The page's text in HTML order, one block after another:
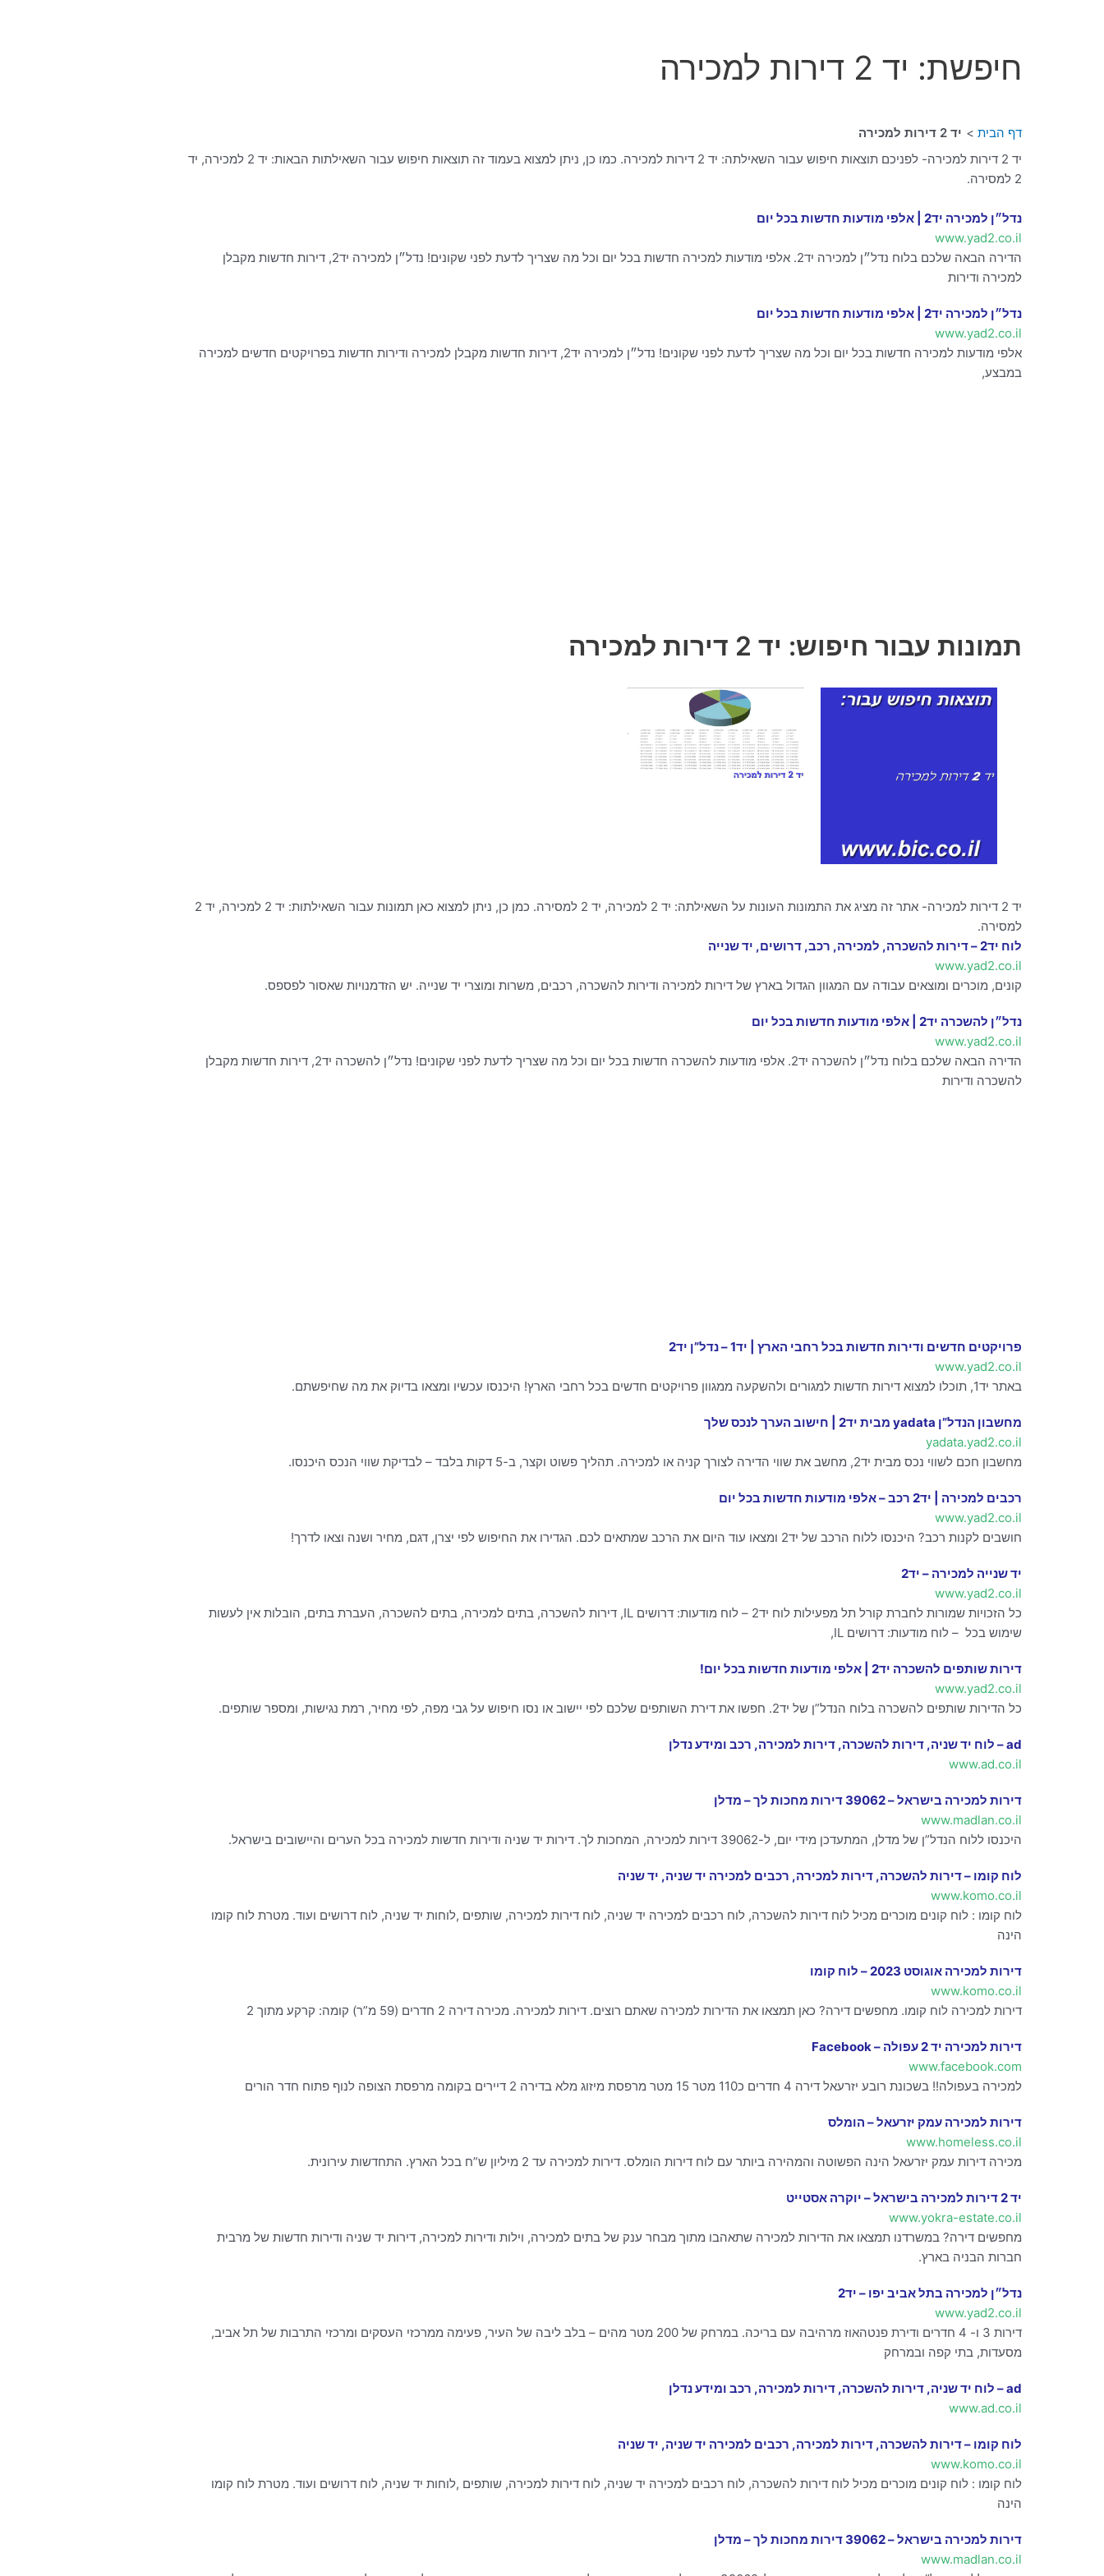
חיפשת: יד 2 דירות למכירה
דף הבית
יד 2 דירות למכירה
יד 2 דירות למכירה- לפניכם תוצאות חיפוש עבור השאילתה: יד 2 דירות למכירה. כמו כן, ניתן למצוא בעמוד זה תוצאות חיפוש עבור השאילתות הבאות: יד 2 למכירה, יד
2 למסירה.
‫נדל״ן למכירה יד2 | אלפי מודעות חדשות בכל יום‬
www.yad2.co.il
הדירה הבאה שלכם בלוח נדל״ן למכירה יד2. אלפי מודעות למכירה חדשות בכל יום וכל מה שצריך לדעת לפני שקונים! נדל״ן למכירה יד2, דירות חדשות מקבלן
למכירה ודירות
‫נדל״ן למכירה יד2 | אלפי מודעות חדשות בכל יום‬
www.yad2.co.il
אלפי מודעות למכירה חדשות בכל יום וכל מה שצריך לדעת לפני שקונים! נדל״ן למכירה יד2, דירות חדשות מקבלן למכירה ודירות חדשות בפרויקטים חדשים למכירה
במבצע,
תמונות עבור חיפוש: יד 2 דירות למכירה
יד 2 דירות למכירה- אתר זה מציג את התמונות העונות על השאילתה: יד 2 למכירה, יד 2 למסירה. כמן כן, ניתן למצוא כאן תמונות עבור השאילתות: יד 2 למכירה, יד 2
למסירה.
לוח יד2 – דירות להשכרה, למכירה, רכב, דרושים, יד שנייה
www.yad2.co.il
קונים, מוכרים ומוצאים עבודה עם המגוון הגדול בארץ של דירות למכירה ודירות להשכרה, רכבים, משרות ומוצרי יד שנייה. יש הזדמנויות שאסור לפספס.
‫נדל״ן להשכרה יד2 | אלפי מודעות חדשות בכל יום‬
www.yad2.co.il
הדירה הבאה שלכם בלוח נדל״ן להשכרה יד2. אלפי מודעות להשכרה חדשות בכל יום וכל מה שצריך לדעת לפני שקונים! נדל״ן להשכרה יד2, דירות חדשות מקבלן
להשכרה ודירות
פרויקטים חדשים ודירות חדשות בכל רחבי הארץ | יד1 – נדל”ן יד2
www.yad2.co.il
באתר יד1, תוכלו למצוא דירות חדשות למגורים ולהשקעה ממגוון פרויקטים חדשים בכל רחבי הארץ! היכנסו עכשיו ומצאו בדיוק את מה שחיפשתם.
מחשבון הנדל”ן yadata מבית יד2 | חישוב הערך לנכס שלך‏
yadata.yad2.co.il
מחשבון חכם לשווי נכס מבית יד2, מחשב את שווי הדירה לצורך קניה או למכירה. תהליך פשוט וקצר, ב-5 דקות בלבד – לבדיקת שווי הנכס היכנסו.
‫רכבים למכירה | יד2 רכב – אלפי מודעות חדשות בכל יום‬
www.yad2.co.il
חושבים לקנות רכב? היכנסו ללוח הרכב של יד2 ומצאו עוד היום את הרכב שמתאים לכם. הגדירו את החיפוש לפי יצרן, דגם, מחיר ושנה וצאו לדרך!
יד שנייה למכירה – יד2
www.yad2.co.il
כל הזכויות שמורות לחברת קורל תל מפעילות לוח יד2 – לוח מודעות: דרושים IL, דירות להשכרה, בתים למכירה, בתים להשכרה, העברת בתים, הובלות אין לעשות
שימוש בכל – לוח מודעות: דרושים IL,
‫דירות שותפים להשכרה יד2 | אלפי מודעות חדשות בכל יום!‬
www.yad2.co.il
כל הדירות שותפים להשכרה בלוח הנדל”ן של יד2. חפשו את דירת השותפים שלכם לפי יישוב או נסו חיפוש על גבי מפה, לפי מחיר, רמת נגישות, ומספר שותפים.
ad – לוח יד שניה, דירות להשכרה, דירות למכירה, רכב ומידע נדלן
www.ad.co.il
דירות למכירה בישראל – 39062 דירות מחכות לך – מדלן
www.madlan.co.il
היכנסו ללוח הנדל”ן של מדלן, המתעדכן מידי יום, ל-39062 דירות למכירה, המחכות לך. דירות יד שניה ודירות חדשות למכירה בכל הערים והיישובים בישראל.
לוח קומו – דירות להשכרה, דירות למכירה, רכבים למכירה יד שניה, יד שניה
www.komo.co.il
לוח קומו : לוח קונים מוכרים מכיל לוח דירות להשכרה, לוח רכבים למכירה יד שניה, לוח דירות למכירה, שותפים ,לוחות יד שניה, לוח דרושים ועוד. מטרת לוח קומו
הינה
דירות למכירה אוגוסט 2023 – לוח קומו
www.komo.co.il
דירות למכירה לוח קומו. מחפשים דירה? כאן תמצאו את הדירות למכירה שאתם רוצים. דירות למכירה. מכירה דירה 2 חדרים (59 מ”ר) קומה: קרקע מתוך 2
דירות למכירה יד 2 עפולה – Facebook
www.facebook.com
למכירה בעפולה!! בשכונת רובע יזרעאל דירה 4 חדרים כ110 מטר 15 מטר מרפסת מיזוג מלא בדירה 2 דיירים בקומה מרפסת הצופה לנוף פתוח חדר הורים
דירות למכירה עמק יזרעאל – הומלס
www.homeless.co.il
מכירה דירות עמק יזרעאל הינה הפשוטה והמהירה ביותר עם לוח דירות הומלס. דירות למכירה עד 2 מיליון ש”ח בכל הארץ. התחדשות עירונית.
יד 2 דירות למכירה בישראל – יוקרה אסטייט
www.yokra-estate.co.il
מחפשים דירה? במשרדנו תמצאו את הדירות למכירה שתאהבו מתוך מבחר ענק של בתים למכירה, וילות ודירות למכירה, דירות יד שניה ודירות חדשות של מרבית
חברות הבניה בארץ.
נדל״ן למכירה בתל אביב יפו – יד2
www.yad2.co.il
דירות 3 ו- 4 חדרים ודירת פנטהאוז מרהיבה עם בריכה. במרחק של 200 מטר מהים – בלב ליבה של העיר, פעימה ממרכזי העסקים ומרכזי התרבות של תל אביב,
מסעדות, בתי קפה ובמרחק
ad – לוח יד שניה, דירות להשכרה, דירות למכירה, רכב ומידע נדלן
www.ad.co.il
לוח קומו – דירות להשכרה, דירות למכירה, רכבים למכירה יד שניה, יד שניה
www.komo.co.il
לוח קומו : לוח קונים מוכרים מכיל לוח דירות להשכרה, לוח רכבים למכירה יד שניה, לוח דירות למכירה, שותפים ,לוחות יד שניה, לוח דרושים ועוד. מטרת לוח קומו
הינה
דירות למכירה בישראל – 39062 דירות מחכות לך – מדלן
www.madlan.co.il